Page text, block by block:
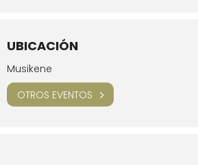
UBICACIÓN
Musikene
OTROS EVENTOS